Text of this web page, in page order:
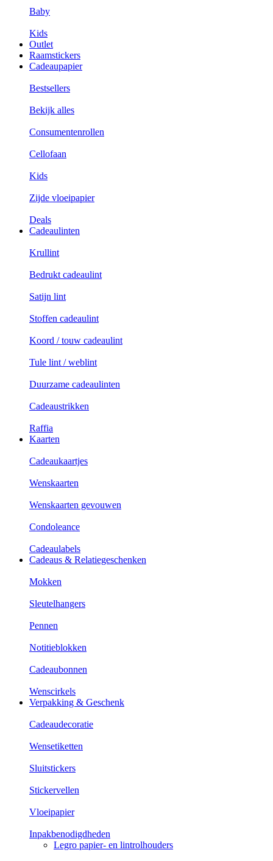
Baby
Kids
Outlet
Raamstickers
Cadeaupapier
Bestsellers
Bekijk alles
Consumentenrollen
Cellofaan
Kids
Zijde vloeipapier
Deals
Cadeaulinten
Krullint
Bedrukt cadeaulint
Satijn lint
Stoffen cadeaulint
Koord / touw cadeaulint
Tule lint / weblint
Duurzame cadeaulinten
Cadeaustrikken
Raffia
Kaarten
Cadeaukaartjes
Wenskaarten
Wenskaarten gevouwen
Condoleance
Cadeaulabels
Cadeaus & Relatiegeschenken
Mokken
Sleutelhangers
Pennen
Notitieblokken
Cadeaubonnen
Wenscirkels
Verpakking & Geschenk
Cadeaudecoratie
Wensetiketten
Sluitstickers
Stickervellen
Vloeipapier
Inpakbenodigdheden
Legro papier- en lintrolhouders